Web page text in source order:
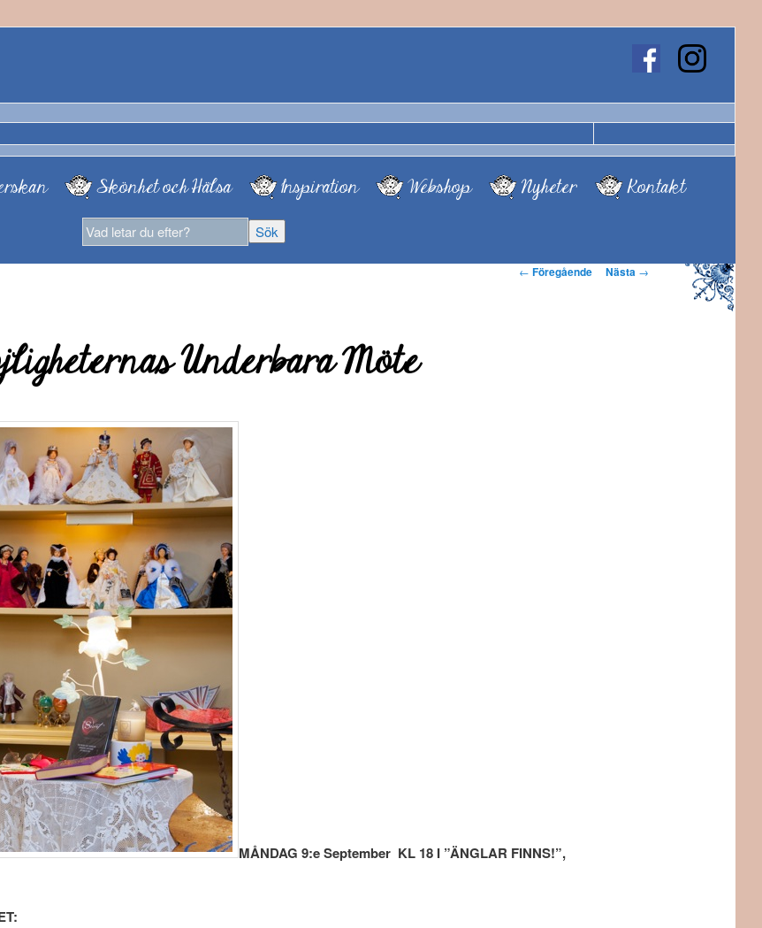
Skönhet och Hälsa Inspiration Webshop Nyheter Kontakt
Inläggsnavigering
← Föregående Nästa →
Underbara Möte
MÅNDAG 9:e September KL 18 I ”ÄNGLAR FINNS!”,